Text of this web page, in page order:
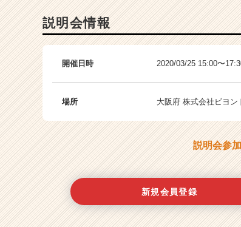
説明会情報
開催日時 2020/03/25 15:00〜
場所 大阪府 株式会社ビヨ
説明会参
新規会員登録